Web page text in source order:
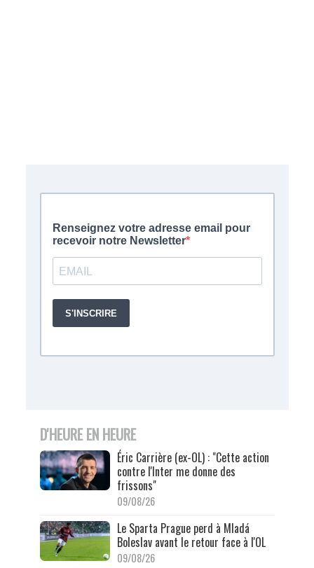
D'HEURE EN HEURE
Éric Carrière (ex-OL) : "Cette action
contre l'Inter me donne des
frissons"
09/08/26
Le Sparta Prague perd à Mladá
Boleslav avant le retour face à l'OL
09/08/26